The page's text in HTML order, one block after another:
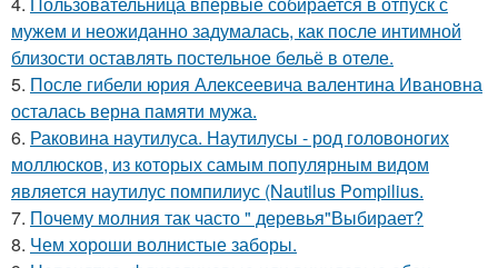
мужем и неожиданно задумалась, как после интимной
близости оставлять постельное бельё в отеле.
5. После гибели юрия Алексеевича валентина Ивановна
осталась верна памяти мужа.
6. Раковина наутилуса. Наутилусы - род головоногих
моллюсков, из которых самым популярным видом
является наутилус помпилиус (Nautilus Pompilius.
7. Почему молния так часто " деревья"Выбирает?
8. Чем хороши волнистые заборы.